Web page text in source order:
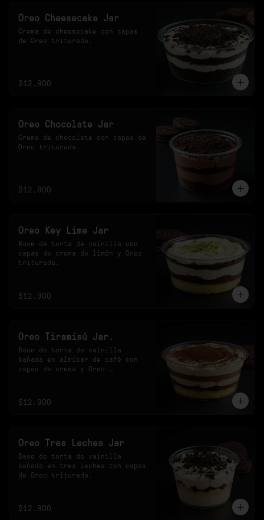
Oreo Cheesecake Jar
Crema de cheesecake con capas
de Oreo triturada.
$12.900
Oreo Chocolate Jar
Crema de chocolate con capas de
Oreo triturada.
$12.900
Oreo Key Lime Jar
Base de torta de vainilla con
capas de crema de limón y Oreo
triturada.
$12.900
Oreo Tiramisú Jar.
Base de torta de vainilla
bañada en almíbar de café con
capas de crema y Oreo
$12.900
Oreo Tres Leches Jar
Base de torta de vainilla
bañada en tres leches con capas
de Oreo triturada.
$12.900